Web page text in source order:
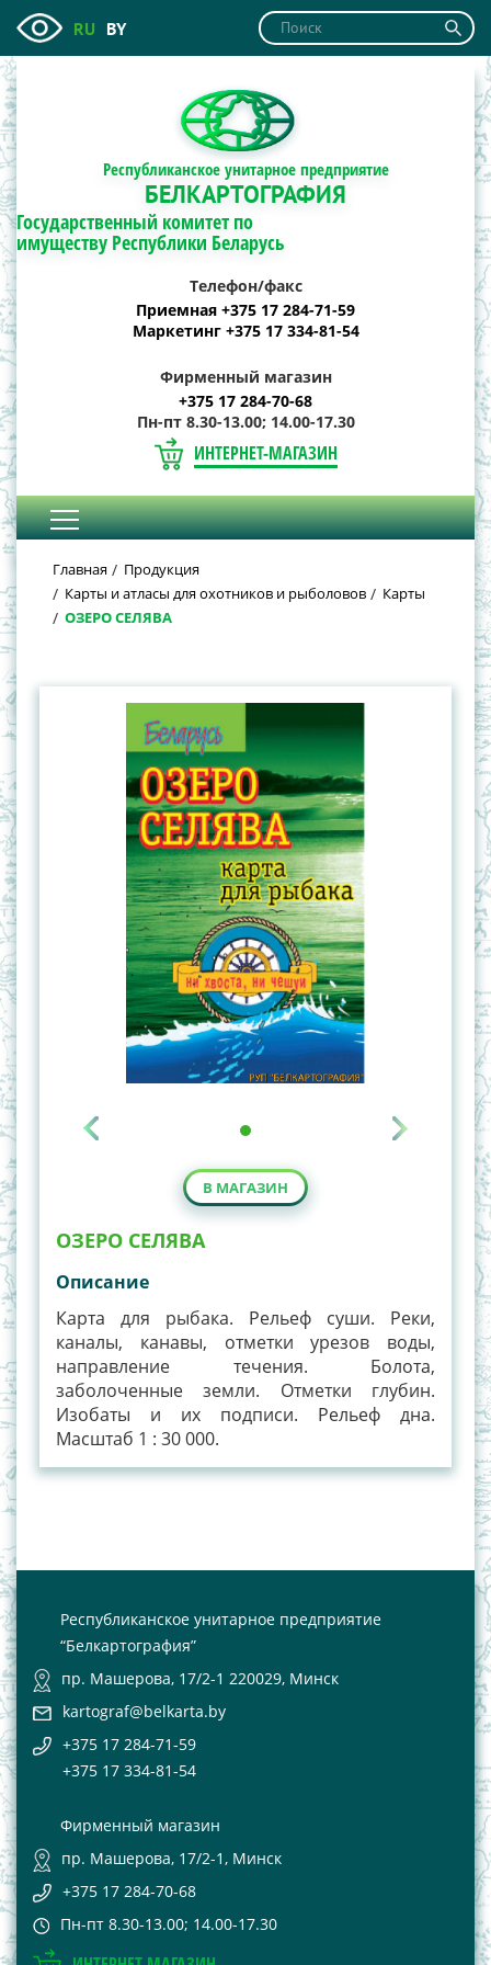
RU BY
Республиканское унитарное предприятие
БЕЛКАРТОГРАФИЯ
Государственный комитет по
имуществу Республики Беларусь
Телефон/факс
Приемная +375 17 284-71-59
Маркетинг +375 17 334-81-54
Фирменный магазин
+375 17 284-70-68
Пн-пт 8.30-13.00; 14.00-17.30
ИНТЕРНЕТ-МАГАЗИН
Главная
Продукция
Карты и атласы для охотников и рыболовов
Карты
ОЗЕРО СЕЛЯВА
В МАГАЗИН
ОЗЕРО СЕЛЯВА
Описание
Карта для рыбака. Рельеф суши. Реки,
каналы, канавы, отметки урезов воды,
направление течения. Болота,
заболоченные земли. Отметки глубин.
Изобаты и их подписи. Рельеф дна.
Масштаб 1 : 30 000.
Республиканское унитарное предприятие
“Белкартография”
пр. Машерова, 17/2-1 220029, Минск
kartograf@belkarta.by
+375 17 284-71-59
+375 17 334-81-54
Фирменный магазин
пр. Машерова, 17/2-1, Минск
+375 17 284-70-68
Пн-пт 8.30-13.00; 14.00-17.30